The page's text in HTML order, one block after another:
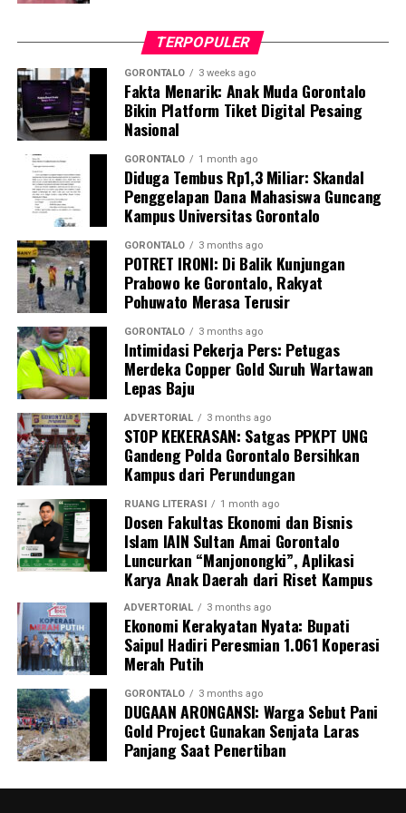
Super Gro 16-20-0 Inorganic Fertilizer”. Setiap karung
tersebut memiliki bobot sekitar 50 kilogram dan berisi
butiran putih menyerupai batu.
Guna memastikan kandungan material di dalamnya,
penyidik Subdit Gakkum Ditpolairud Polda Gorontalo
langsung mengirimkan sampel ke Laboratorium
Forensik (Labfor) Polda Sulawesi Utara di Manado. Hasil
pengujian laboratorium mengonfirmasi secara
meyakinkan bahwa butiran putih dalam 39 karung
tersebut positif mengandung sianida.
Selain menyita 1,9 ton sianida, polisi turut
mengamankan bangkai kapal “SAR.01.1824” yang telah
rusak, beserta sisa serpihan dan mesin kapal sebagai
barang bukti.
Hingga saat ini, pihak kepolisian tengah melakukan
penyelidikan intensif dan memburu pihak-pihak yang
bertanggung jawab atas kepemilikan serta aktivitas
pengangkutan barang berbahaya tersebut. Sedikitnya
enam orang saksi telah dimintai keterangan resmi,
termasuk personel Ditpolairud yang tiba pertama di
lokasi, Kepala Desa Motihelumo, warga pelapor, serta
masyarakat sekitar.
Peristiwa ini dipastikan melanggar sejumlah ketentuan
pidana berlapis. Para pelaku terancam dijerat atas
tindak pidana pengangkutan barang berbahaya tanpa
proses kepabeanan, pelanggaran pelayaran,
perdagangan tanpa izin resmi, serta pelanggaran
Undang-Undang Perlindungan Konsumen karena
memanipulasi label dan kemasan barang.
Menutup keterangannya, Kombes Devy mengimbau
seluruh masyarakat pesisir Gorontalo untuk terus
TERPOPULER
GORONTALO 3 weeks ago
Fakta Menarik: Anak Muda Gorontalo
Bikin Platform Tiket Digital Pesaing
Nasional
GORONTALO 1 month ago
Diduga Tembus Rp1,3 Miliar: Skandal
Penggelapan Dana Mahasiswa Guncang
Kampus Universitas Gorontalo
GORONTALO 3 months ago
POTRET IRONI: Di Balik Kunjungan
Prabowo ke Gorontalo, Rakyat
Pohuwato Merasa Terusir
GORONTALO 3 months ago
Intimidasi Pekerja Pers: Petugas
Merdeka Copper Gold Suruh Wartawan
Lepas Baju
ADVERTORIAL 3 months ago
STOP KEKERASAN: Satgas PPKPT UNG
Gandeng Polda Gorontalo Bersihkan
Kampus dari Perundungan
RUANG LITERASI 1 month ago
Dosen Fakultas Ekonomi dan Bisnis
Islam IAIN Sultan Amai Gorontalo
Luncurkan “Manjonongki”, Aplikasi
Karya Anak Daerah dari Riset Kampus
ADVERTORIAL 3 months ago
Ekonomi Kerakyatan Nyata: Bupati
Saipul Hadiri Peresmian 1.061 Koperasi
Merah Putih
GORONTALO 3 months ago
DUGAAN ARONGANSI: Warga Sebut Pani
Gold Project Gunakan Senjata Laras
Panjang Saat Penertiban